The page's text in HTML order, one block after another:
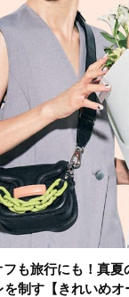
も旅行にも！真夏
を制す【きれいめオ